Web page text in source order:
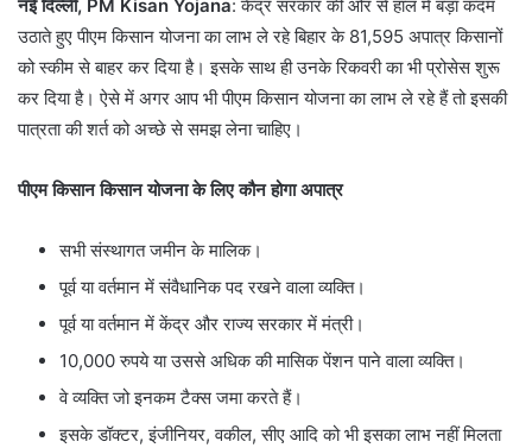
नई दिल्ली, PM Kisan Yojana: केंद्र सरकार की ओर से हाल में बड़ा कदम
उठाते हुए पीएम किसान योजना का लाभ ले रहे बिहार के 81,595 अपात्र किसानों
को स्कीम से बाहर कर दिया है। इसके साथ ही उनके रिकवरी का भी प्रोसेस शुरू
कर दिया है। ऐसे में अगर आप भी पीएम किसान योजना का लाभ ले रहे हैं तो इसकी
पात्रता की शर्त को अच्छे से समझ लेना चाहिए।
पीएम किसान किसान योजना के लिए कौन होगा अपात्र
सभी संस्थागत जमीन के मालिक।
पूर्व या वर्तमान में संवैधानिक पद रखने वाला व्यक्ति।
पूर्व या वर्तमान में केंद्र और राज्य सरकार में मंत्री।
10,000 रुपये या उससे अधिक की मासिक पेंशन पाने वाला व्यक्ति।
वे व्यक्ति जो इनकम टैक्स जमा करते हैं।
इसके डॉक्टर, इंजीनियर, वकील, सीए आदि को भी इसका लाभ नहीं मिलता